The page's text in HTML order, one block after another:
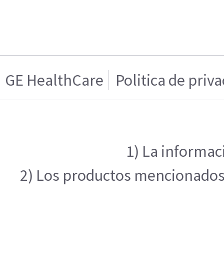
GE HealthCare Politica de
1) La
2) Los productos